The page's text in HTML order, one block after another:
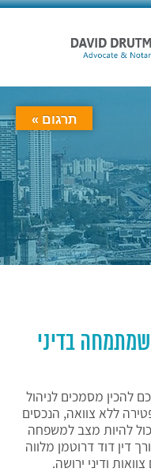
שמתמחה בדיני
להכין מסמכים לניהול
ללא צוואה, הנכסים
להיות מצב למשפחה
דין דוד דרוטמן מלווה
ודיני ירושה.
תרגום »